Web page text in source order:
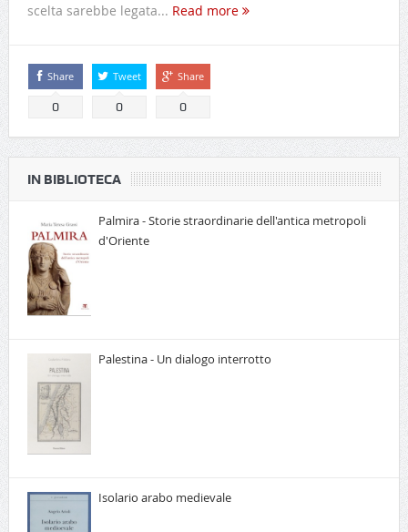
scelta sarebbe legata... Read more
Share
0
Tweet
0
Share
0
IN BIBLIOTECA
Palmira - Storie straordinarie dell'antica metropoli
d'Oriente
Palestina - Un dialogo interrotto
Isolario arabo medievale